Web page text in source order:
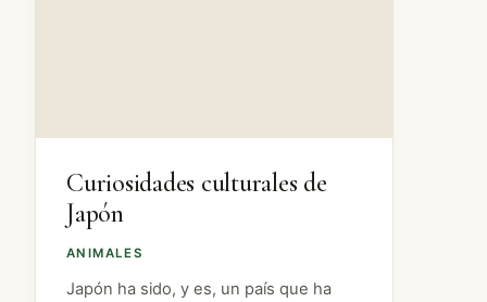
ANIMALES
Curiosidades culturales de
Japón
Japón ha sido, y es, un país que ha